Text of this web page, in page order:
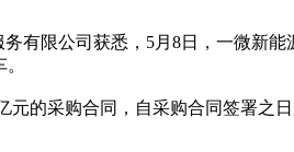
有限公司获悉，5月8日，一微新
的采购合同，自采购合同签署之